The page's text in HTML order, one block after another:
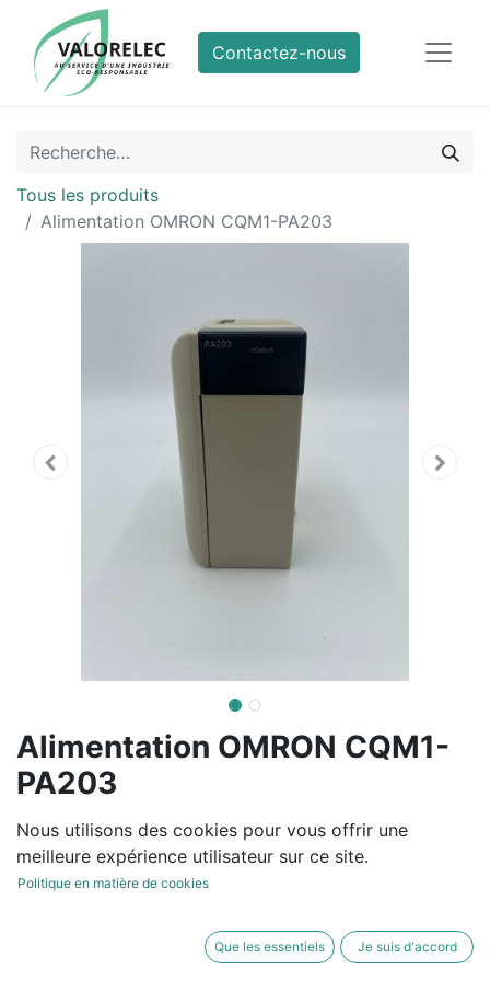
Contactez-nous
Tous les produits
Alimentation OMRON CQM1-PA203
Alimentation OMRON CQM1-
PA203
ALIMENTATION PLC, 100 VAC / 240 VAC, 50 HZ / 60
HZ, 60 VA, SORTIE : 5 VDC W/ 3,6 AMP
105,00€
Nous utilisons des cookies pour vous offrir une
meilleure expérience utilisateur sur ce site.
Politique en matière de cookies
Que les essentiels Je suis d'accord